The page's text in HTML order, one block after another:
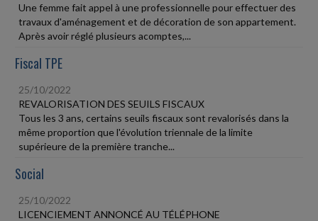
Une femme fait appel à une professionnelle pour effectuer des
travaux d'aménagement et de décoration de son appartement.
Après avoir réglé plusieurs acomptes,...
Fiscal TPE
25/10/2022
REVALORISATION DES SEUILS FISCAUX
Tous les 3 ans, certains seuils fiscaux sont revalorisés dans la
même proportion que l'évolution triennale de la limite
supérieure de la première tranche...
Social
25/10/2022
LICENCIEMENT ANNONCÉ AU TÉLÉPHONE